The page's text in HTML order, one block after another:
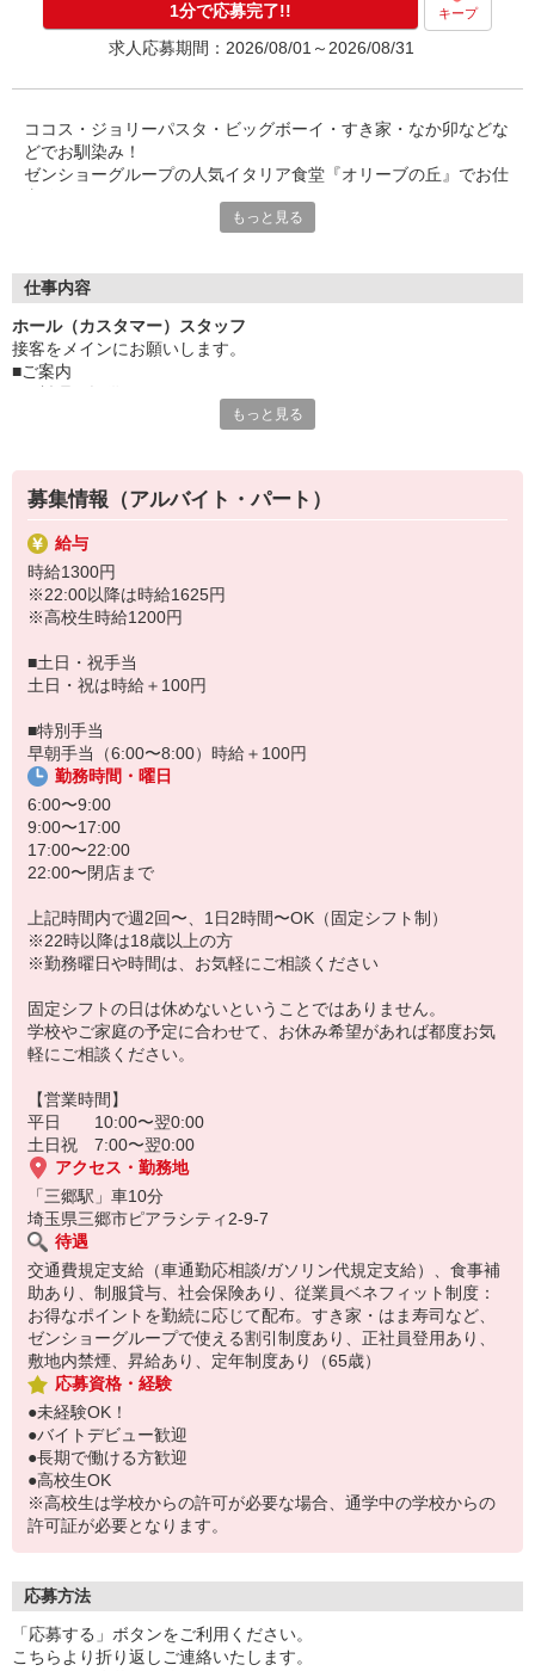
早朝手当（6:00〜8:00）時給＋100円
1分で応募完了!! キープ
求人応募期間：2026/08/01～2026/08/31
ココス・ジョリーパスタ・ビッグボーイ・すき家・なか卯などな
どでお馴染み！
ゼンショーグループの人気イタリア食堂『オリーブの丘』でお仕
◎イタリアンが好き
万全の研修体制でしっかりとお教えするので
未経験の方も安心してチャレンジしてくださいね！
固定シフトで予定も立てやすい♪
曜日・時間はご相談ください。
「家事の空いた時間に扶養内で」
「土日祝メインで安定収入」
などなど、希望があれば遠慮なくご相談を♪
もっと見る
仕事内容
ホール（カスタマー）スタッフ
接客をメインにお願いします。
■ご案内
もっと見る
募集情報（アルバイト・パート）
給与
時給1300円
※22:00以降は時給1625円
※高校生時給1200円
■土日・祝手当
土日・祝は時給＋100円
■特別手当
早朝手当（6:00〜8:00）時給＋100円
勤務時間・曜日
6:00〜9:00
9:00〜17:00
17:00〜22:00
22:00〜閉店まで
上記時間内で週2回〜、1日2時間〜OK（固定シフト制）
※22時以降は18歳以上の方
※勤務曜日や時間は、お気軽にご相談ください
固定シフトの日は休めないということではありません。
学校やご家庭の予定に合わせて、お休み希望があれば都度お気
軽にご相談ください。
【営業時間】
平日 10:00〜翌0:00
土日祝 7:00〜翌0:00
アクセス・勤務地
「三郷駅」車10分
埼玉県三郷市ピアラシティ2-9-7
待遇
交通費規定支給（車通勤応相談/ガソリン代規定支給）、食事補
助あり、制服貸与、社会保険あり、従業員ベネフィット制度：
お得なポイントを勤続に応じて配布。すき家・はま寿司など、
ゼンショーグループで使える割引制度あり、正社員登用あり、
敷地内禁煙、昇給あり、定年制度あり（65歳）
応募資格・経験
●未経験OK！
●バイトデビュー歓迎
●長期で働ける方歓迎
●高校生OK
※高校生は学校からの許可が必要な場合、通学中の学校からの
許可証が必要となります。
応募方法
「応募する」ボタンをご利用ください。
こちらより折り返しご連絡いたします。